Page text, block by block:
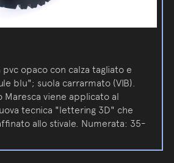
opaco con calza tagliato e
blu"; suola carrarmato (VIB).
Maresca viene applicato al
tecnica "lettering 3D" che
allo stivale. Numerata: 35-